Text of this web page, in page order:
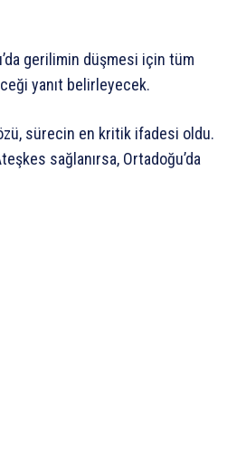
gerilimin düşmesi için tüm
yanıt belirleyecek.
sürecin en kritik ifadesi oldu.
sağlanırsa, Ortadoğu’da